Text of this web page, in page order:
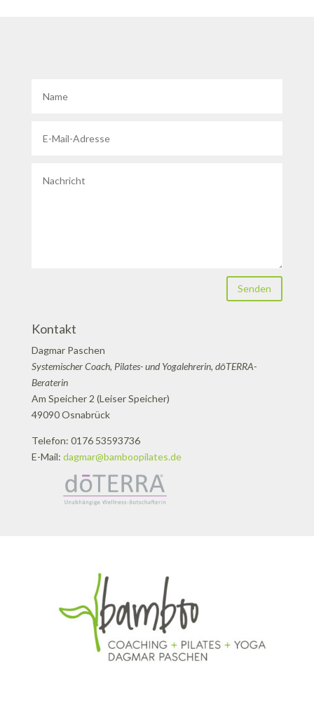
Senden
Kontakt
Dagmar Paschen
Systemischer Coach, Pilates- und Yogalehrerin, dōTERRA-
Beraterin
Am Speicher 2 (Leiser Speicher)
49090 Osnabrück
Telefon: 0176 53593736
E-Mail: dagmar@bamboopilates.de